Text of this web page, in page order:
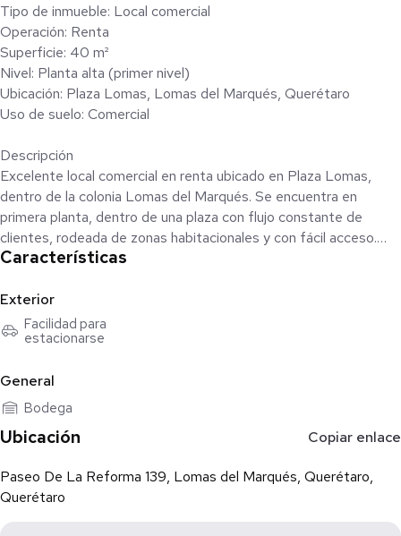
Tipo de inmueble: Local comercial
Operación: Renta
Superficie: 40 m²
Nivel: Planta alta (primer nivel)
Ubicación: Plaza Lomas, Lomas del Marqués, Querétaro
Uso de suelo: Comercial
Descripción
Excelente local comercial en renta ubicado en Plaza Lomas,
dentro de la colonia Lomas del Marqués. Se encuentra en
primera planta, dentro de una plaza con flujo constante de
clientes, rodeada de zonas habitacionales y con fácil acceso.
40 m² de superficie
Espacio cerrado adicional para bodega o almacenamiento y
Ubicado en planta alta
Buena iluminación natural
Ideal para atención al público
Características
Exterior
Facilidad para
estacionarse
General
Bodega
Ubicación Copiar enlace
Paseo De La Reforma 139, Lomas del Marqués, Querétaro,
Querétaro